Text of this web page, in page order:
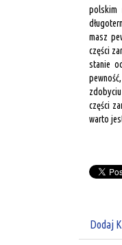
polskim
masz
części
stanie
części
warto
Dodaj